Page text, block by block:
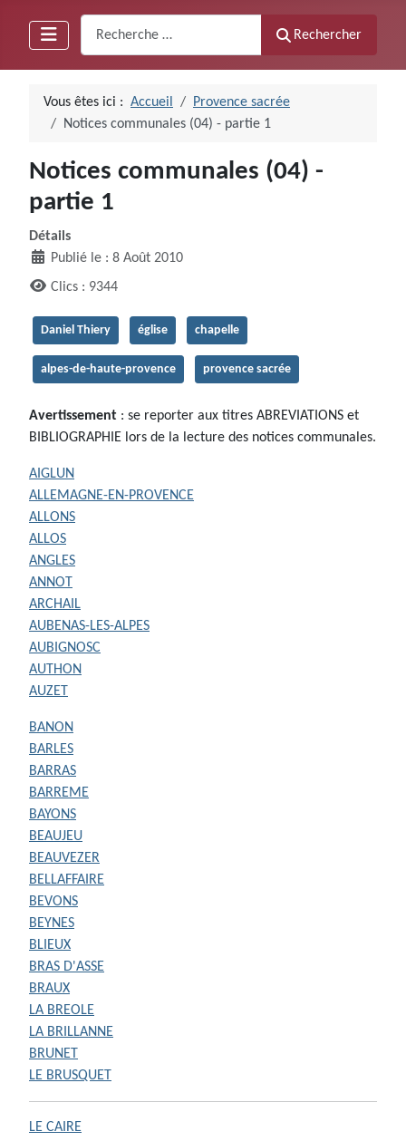
Rechercher
Vous êtes ici : Accueil
Provence sacrée
Notices communales (04) - partie 1
Notices communales (04) -
partie 1
Détails
Publié le : 8 Août 2010
Clics : 9344
Daniel Thiery église chapelle
alpes-de-haute-provence provence sacrée
Avertissement : se reporter aux titres ABREVIATIONS et
BIBLIOGRAPHIE lors de la lecture des notices communales.
AIGLUN
ALLEMAGNE-EN-PROVENCE
ALLONS
ALLOS
ANGLES
ANNOT
ARCHAIL
AUBENAS-LES-ALPES
AUBIGNOSC
AUTHON
AUZET
BANON
BARLES
BARRAS
BARREME
BAYONS
BEAUJEU
BEAUVEZER
BELLAFFAIRE
BEVONS
BEYNES
BLIEUX
BRAS D'ASSE
BRAUX
LA BREOLE
LA BRILLANNE
BRUNET
LE BRUSQUET
LE CAIRE